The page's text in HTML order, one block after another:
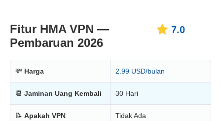
Fitur HMA VPN —
Pembaruan 2026
7.0
💸 Harga 2.99 USD/bulan
📆 Jaminan Uang Kembali 30 Hari
📝 Apakah VPN
Tidak Ada